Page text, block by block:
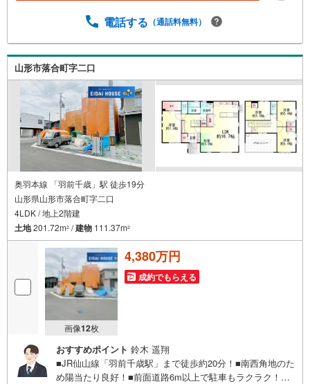
様々なご質問はもちろん、ご購入時に気になる住宅ローン
店舗ではキッズスペースも完備！お子様連れのご家族様で
是非お越しください。営業時間:10:00～18:00（定休日火・
水曜日※店舗により変動あり）現地のご案内も可能ですの
で、どうぞお気軽にお問い合わせください！
電話する （通話料無料）
山形市落合町字二口
奥羽本線 「羽前千歳」駅 徒歩19分
山形県山形市落合町字二口
4LDK / 地上2階建
土地201.72m2 /建物 111.37m2
画像12枚
4,380万円
成約でもらえる
おすすめポイント 鈴木 遥翔
■JR仙山線「羽前千歳駅」まで徒歩約20分！■南西角地のた
め陽当たり良好！■前面道路6m以上で駐車もラクラク！～